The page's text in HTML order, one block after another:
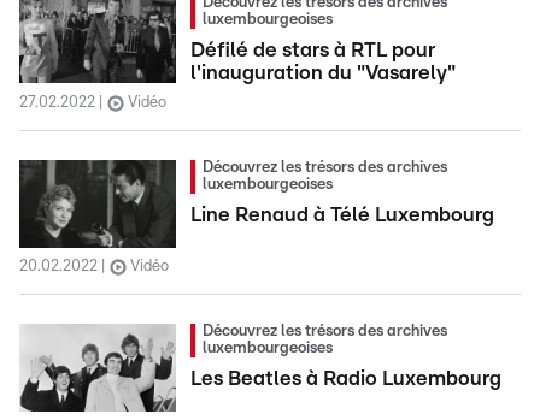
luxembourgeoises
Défilé de stars à RTL pour
l'inauguration du "Vasarely"
27.02.2022 Vidéo
Découvrez les trésors des archives
luxembourgeoises
Line Renaud à Télé Luxembourg
20.02.2022 Vidéo
Découvrez les trésors des archives
luxembourgeoises
Les Beatles à Radio Luxembourg